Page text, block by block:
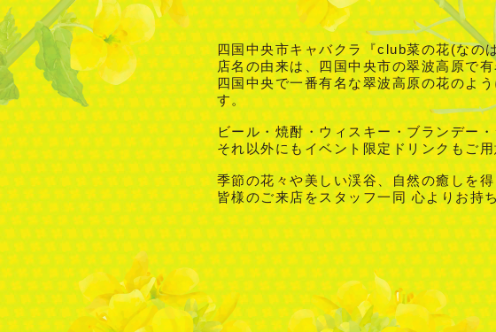
四国中央市キャバクラ『club菜の花(なの
店名の由来は、四国中央市の翠波高原で
四国中央で一番有名な翠波高原の花のよ
す。
ビール・焼酎・ウィスキー・ブランデー
それ以外にもイベント限定ドリンクもご
季節の花々や美しい渓谷、自然の癒しを
皆様のご来店をスタッフ一同 心よりお持